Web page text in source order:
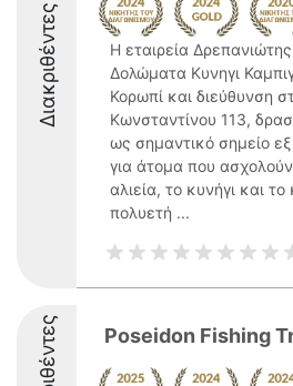
Διακριθέντες
Η εταιρεία Δρεπανιώτης
Δολώματα Κυνηγι
Κορωπί και διεύθυνση
Κωνσταντίνου 113,
ως σημαντικό σημείο
για άτομα που
αλιεία, το κυνήγι και
πολυετή ...
Poseidon Fishing